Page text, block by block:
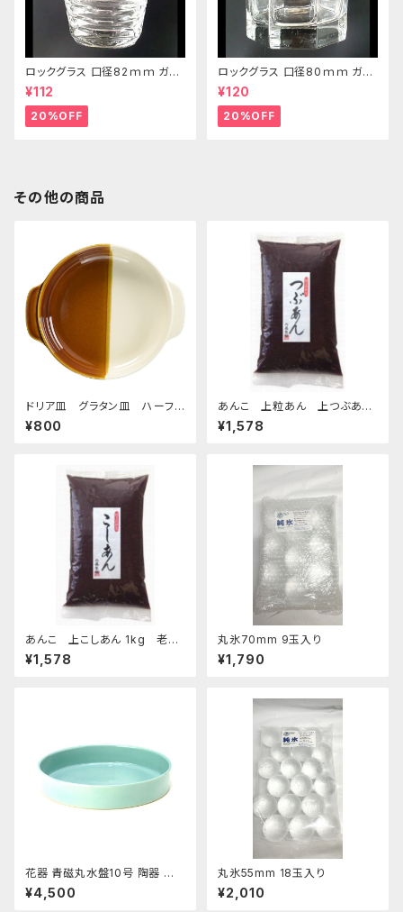
ロックグラス 口径82ｍｍ ガラ
ス製 250cc
¥112
20%OFF
ロックグラス 口径80ｍｍ ガラ
ス製 220cc
¥120
20%OFF
その他の商品
ドリア皿 グラタン皿 ハーフ＆
ハーフ ブラウン
¥800
あんこ 上粒あん 上つぶあん
1kg-老舗あんこ屋のこだわり餡
¥1,578
あんこ 上こしあん 1kg 老舗
あんこ屋のこだわり餡
¥1,578
丸氷70mm 9玉入り
¥1,790
花器 青磁丸水盤10号 陶器 水
盤 花瓶 フラワーベース
¥4,500
丸氷55mm 18玉入り
¥2,010